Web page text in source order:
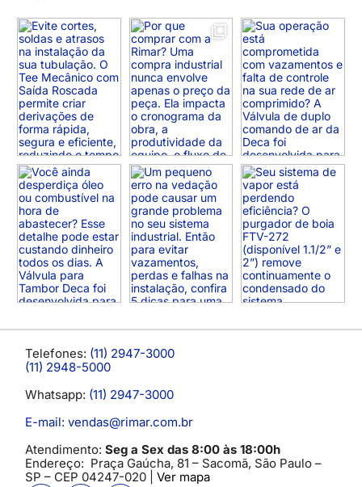
Telefones: (11) 2947-3000
(11) 2948-5000
Whatsapp: (11) 2947-3000
E-mail: vendas@rimar.com.br
Atendimento: Seg a Sex das 8:00 às 18:00h
Endereço: Praça Gaúcha, 81 – Sacomã, São Paulo –
SP – CEP 04247-020 | Ver mapa